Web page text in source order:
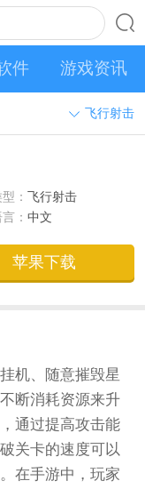
件 游戏资讯
飞行射击
型：飞行射击
言：中文
苹果下载
机、随意摧毁星
断消耗资源来升
通过提高攻击能
关卡的速度可以
在手游中，玩家